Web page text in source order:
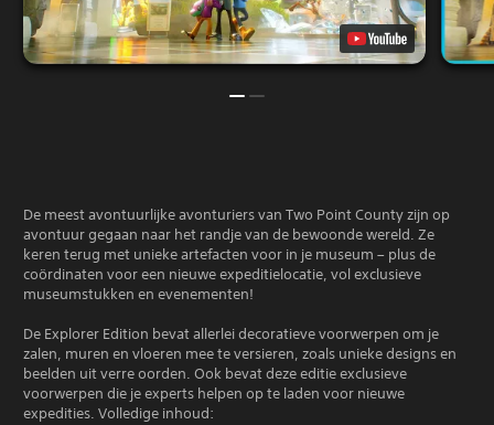
De meest avontuurlijke avonturiers van Two Point County zijn op
avontuur gegaan naar het randje van de bewoonde wereld. Ze
keren terug met unieke artefacten voor in je museum – plus de
coördinaten voor een nieuwe expeditielocatie, vol exclusieve
museumstukken en evenementen!
De Explorer Edition bevat allerlei decoratieve voorwerpen om je
zalen, muren en vloeren mee te versieren, zoals unieke designs en
beelden uit verre oorden. Ook bevat deze editie exclusieve
voorwerpen die je experts helpen op te laden voor nieuwe
expedities. Volledige inhoud: